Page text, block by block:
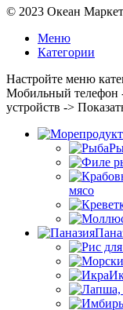
© 2023 Океан
Меню
Категории
Настройте меню
Мобильный телефон
устройств ->
мясо